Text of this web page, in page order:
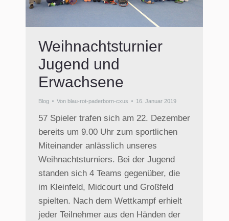
Weihnachtsturnier
Jugend und
Erwachsene
Blog Von blau-rot-paderborn-cxus 16. Januar 2019
57 Spieler trafen sich am 22. Dezember
bereits um 9.00 Uhr zum sportlichen
Miteinander anlässlich unseres
Weihnachtsturniers. Bei der Jugend
standen sich 4 Teams gegenüber, die
im Kleinfeld, Midcourt und Großfeld
spielten. Nach dem Wettkampf erhielt
jeder Teilnehmer aus den Händen der